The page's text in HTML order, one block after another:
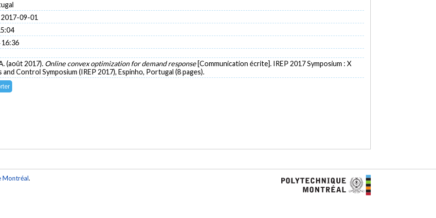
09-01
16:36
(août 2017). Online convex optimization for demand response [Communication écrite]. IREP 2017 Symposium : X
Control Symposium (IREP 2017), Espinho, Portugal (8 pages).
Montréal.